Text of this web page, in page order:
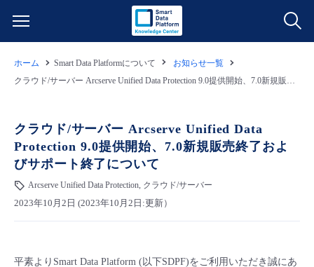
クラウド/サーバー
ネットワーク
データ利活用
クラウド/サーバー
料金情報
料金シミュレーター
ホーム Smart Data Platformについて
お知らせ一覧
クラウド/サーバー Arcserve Unified Data Protection 9.0提供開始、7.0新規販売終了およびサポート終了について
クラウド/サーバー Arcserve Unified Data
Protection 9.0提供開始、7.0新規販売終了およ
びサポート終了について
Arcserve Unified Data Protection, クラウド/サーバー
2023年10月2日 (2023年10月2日:更新）
平素よりSmart Data Platform (以下SDPF)をご利用いただき誠にあ